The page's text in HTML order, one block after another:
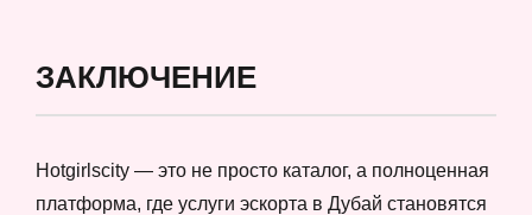
ЗАКЛЮЧЕНИЕ
Hotgirlscity — это не просто каталог, а полноценная
платформа, где услуги эскорта в Дубай становятся